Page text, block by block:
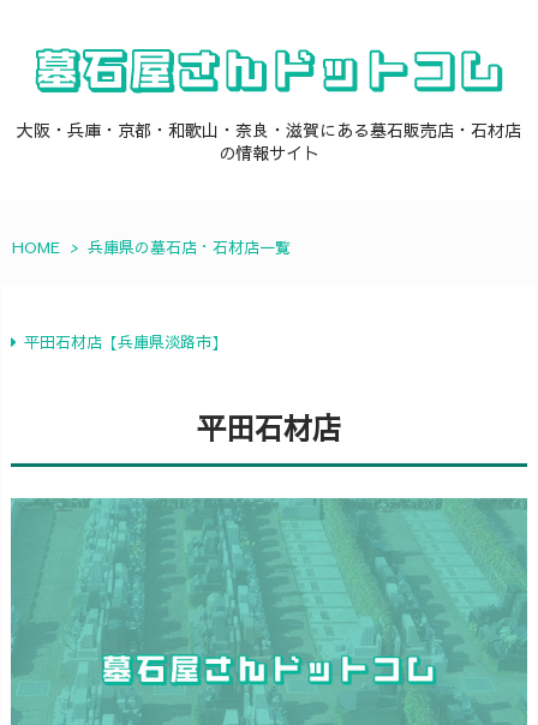
大阪・兵庫・京都・和歌山・奈良・滋賀にある墓石販売店・石材店
の情報サイト
HOME > 兵庫県の墓石店・石材店一覧
平田石材店【兵庫県淡路市】
平田石材店